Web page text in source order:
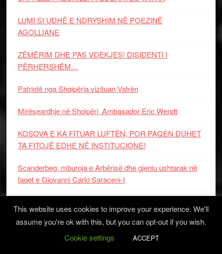
LUMI SI UDHË E NDRYSHIM NË POEZINË
AGOLLIANE
ZËMËRIM DHE PAS VDEKJES! DISIDENTI I
PËRHERSHËM…
Patriotë nga Shqipëria vizituan Vatrën
Mirëseardhje në Shqipëri, Ambasador Eric Wendt
KOSOVA E KA FITUAR LUFTËN, POR PAQEN DUHET
TA FITOJË EDHE NË INSTITUCIONE!
Scanderbeg, mburoja e Arbërisë dhe gjeniu ushtarak në
faqet e Giovanni Carlo Saraceni-t
kushtetutshmëria dhe përgjegjësia shtetërore
TRI POEZI PËR GJERGJ KASTRIOTIN-
This website uses cookies to improve your experience. We'll
assume you're ok with this, but you can opt-out if you wish.
Cookie settings
ACCEPT